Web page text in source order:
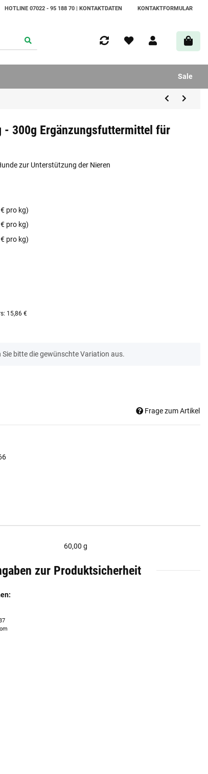
HOTLINE 07022 - 95 188 70 | KONTAKTDATEN KONTAKTFORMULAR
Sale
300g Ergänzungsfuttermittel für
zur Unterstützung der Nieren
pro kg)
pro kg)
pro kg)
: 15,86 €
bitte die gewünschte Variation aus.
Frage zum Artikel
60,00 g
zur Produktsicherheit